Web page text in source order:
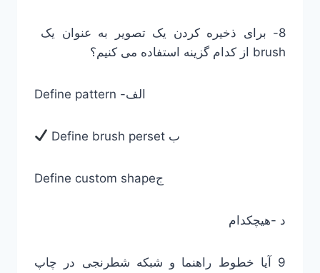
8- برای ذخیره کردن یک تصویر به عنوان یک
brush از کدام گزینه استفاده می کنیم؟
Define pattern -الف
Define brush perset ب
Define custom shapeج
د -هیچکدام
9 آیا خطوط راهنما و شبکه شطرنجی در چاپ